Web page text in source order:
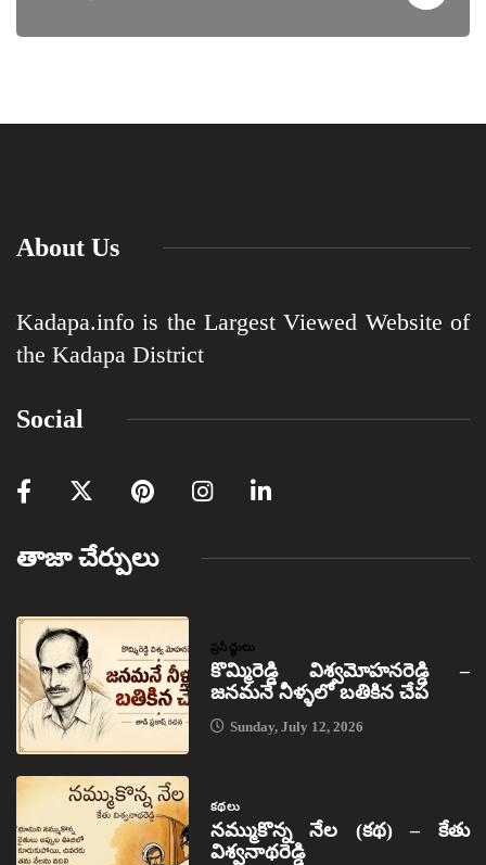
About Us
Kadapa.info is the Largest Viewed Website of
the Kadapa District
Social
తాజా చేర్పులు
ప్రసిద్ధులు
కొమ్మిరెడ్డి విశ్వమోహనరెడ్డి –
జనమనే నీళ్ళలో బతికిన చేప
Sunday, July 12, 2026
కథలు
నమ్ముకొన్న నేల (కథ) – కేతు
విశ్వనాథరెడ్డి